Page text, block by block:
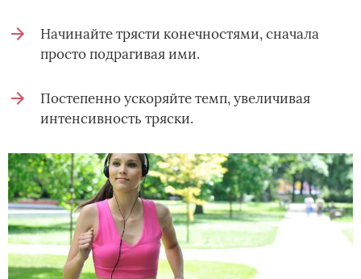
Начинайте трясти конечностями, сначала
просто подрагивая ими.
Постепенно ускоряйте темп, увеличивая
интенсивность тряски.